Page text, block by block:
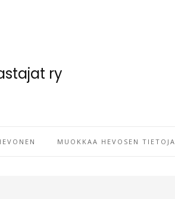
ry
MUOKKAA HEVOSEN TIETOJA